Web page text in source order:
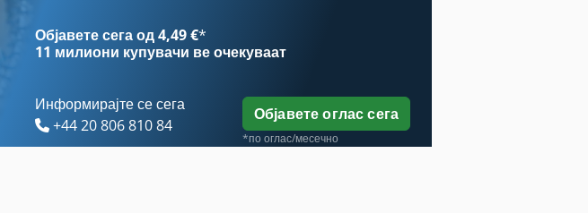
Објавете сега од 4,49 €*
11 милиони купувачи ве очекуваат
Информирајте се сега
+44 20 806 810 84
Објавете оглас сега
*по оглас/месечно